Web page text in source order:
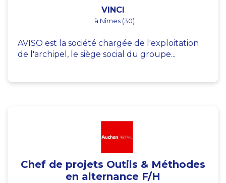
VINCI
à Nîmes (30)
AVISO est la société chargée de l'exploitation
de l'archipel, le siège social du groupe...
Chef de projets Outils & Méthodes
en alternance F/H